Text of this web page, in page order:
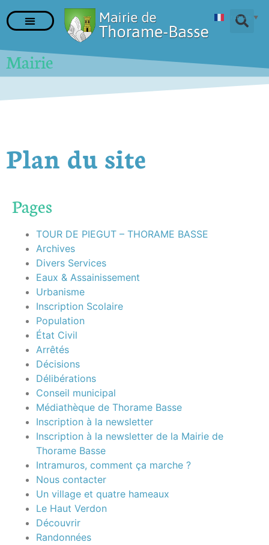
Mairie
Plan du site
Pages
TOUR DE PIEGUT – THORAME BASSE
Archives
Divers Services
Eaux & Assainissement
Urbanisme
Inscription Scolaire
Population
État Civil
Arrêtés
Décisions
Délibérations
Conseil municipal
Médiathèque de Thorame Basse
Inscription à la newsletter
Inscription à la newsletter de la Mairie de
Thorame Basse
Intramuros, comment ça marche ?
Nous contacter
Un village et quatre hameaux
Le Haut Verdon
Découvrir
Randonnées
Français ▼